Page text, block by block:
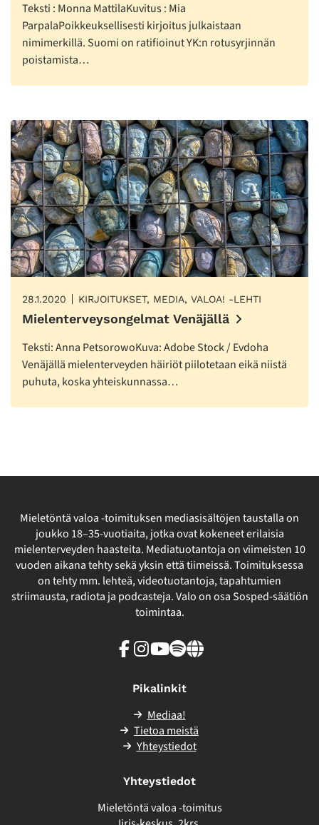
Teksti : Monna MattilaKuvitus : Mia
ParpalaPoikkeuksellisesti kirjoitus julkaistaan
nimimerkillä. Suomi on ratifioinut YK:n rotusyrjinnän
poistamista…
28.1.2020 KIRJOITUKSET, MEDIA, VALOA! -LEHTI
Mielenterveysongelmat Venäjällä
Teksti: Anna PetsorowoKuva: Adobe Stock / Evdoha
Venäjällä mielenterveyden häiriöt piilotetaan eikä niistä
puhuta, koska yhteiskunnassa…
Mieletöntä valoa -toimituksen mediasisältöjen taustalla on
joukko 18–35-vuotiaita, jotka ovat kokeneet erilaisia
mielenterveyden haasteita. Mediatuotantoja on viimeisten 10
vuoden aikana tehty sekä yksin että tiimeissä. Toimituksessa
on tehty mm. lehteä, videotuotantoja, tapahtumien
striimausta, radiota ja podcasteja. Valo on osa Sosped-säätiön
toimintaa.
Facebook
Instagram
Youtube
SpotifyLinkki
Pikalinkit
Mediaa!
Tietoa meistä
Yhteystiedot
Yhteystiedot
Mieletöntä valoa -toimitus